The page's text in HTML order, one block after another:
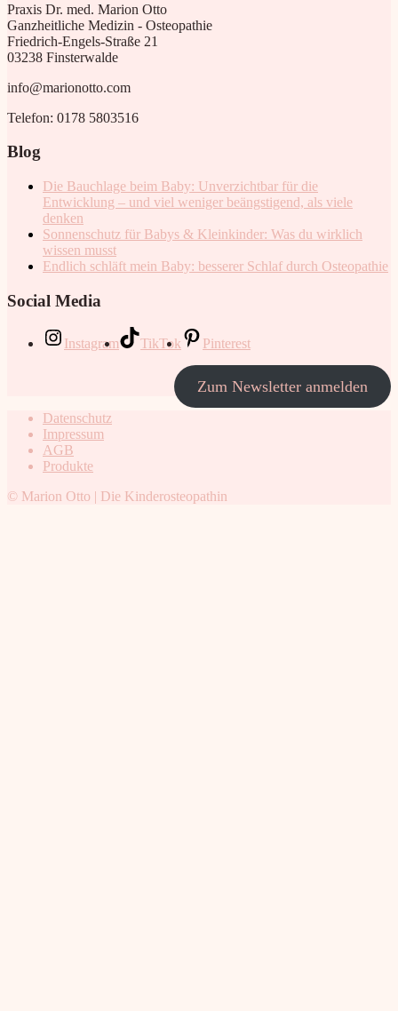
Praxis Dr. med. Marion Otto
Ganzheitliche Medizin - Osteopathie
Friedrich-Engels-Straße 21
03238 Finsterwalde
info@marionotto.com
Telefon: 0178 5803516
Blog
Die Bauchlage beim Baby: Unverzichtbar für die
Entwicklung – und viel weniger beängstigend, als viele
denken
Sonnenschutz für Babys & Kleinkinder: Was du wirklich
wissen musst
Endlich schläft mein Baby: besserer Schlaf durch Osteopathie
Social Media
Instagram TikTok Pinterest
Zum Newsletter anmelden
Datenschutz
Impressum
AGB
Produkte
© Marion Otto | Die Kinderosteopathin